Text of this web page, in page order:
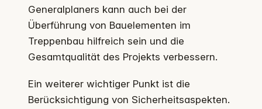
Generalplaners kann auch bei der
Überführung von Bauelementen im
Treppenbau hilfreich sein und die
Gesamtqualität des Projekts verbessern.
Ein weiterer wichtiger Punkt ist die
Berücksichtigung von Sicherheitsaspekten.